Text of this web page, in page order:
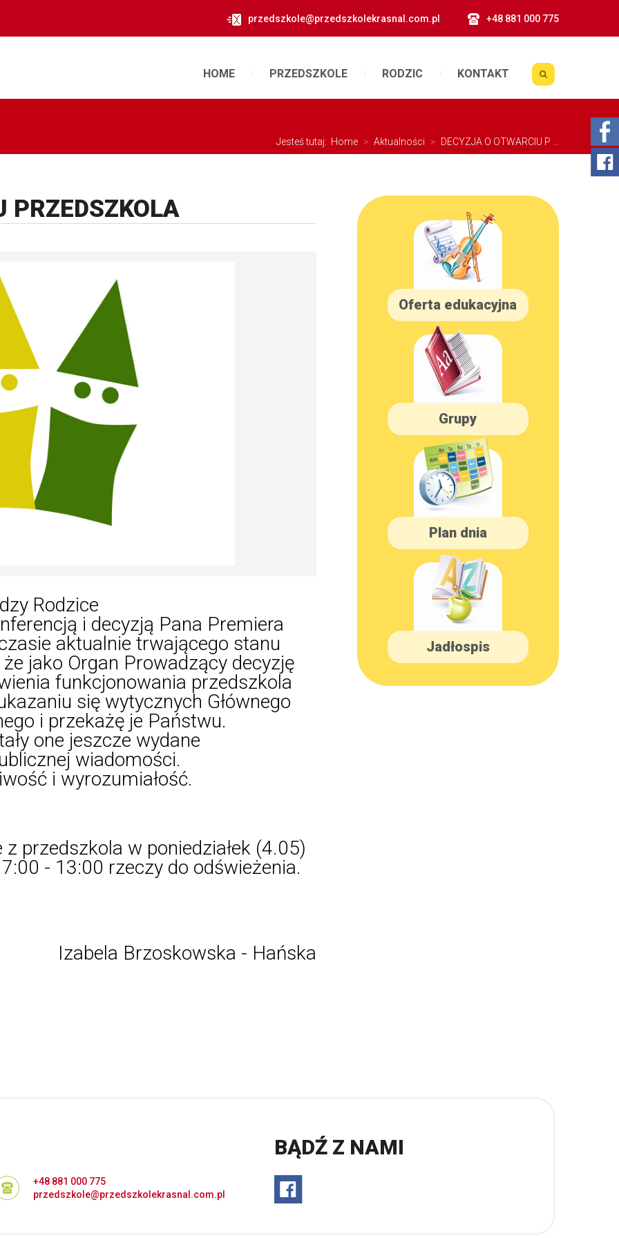
przedszkole@przedszkolekrasnal.com.pl +48 881 000 775
HOME PRZEDSZKOLE RODZIC KONTAKT
Jesteś tutaj: Home > Aktualności > DECYZJA O OTWARCIU P ...
PRZEDSZKOLA
Rodzice
i decyzją Pana Premiera
aktualnie trwającego stanu
jako Organ Prowadzący decyzję
funkcjonowania przedszkola
się wytycznych Głównego
i przekażę je Państwu.
one jeszcze wydane
wiadomości.
i wyrozumiałość.
przedszkola w poniedziałek (4.05)
- 13:00 rzeczy do odświeżenia.
Izabela Brzoskowska - Hańska
Oferta edukacyjna
Grupy
Plan dnia
Jadłospis
+48 881 000 775
przedszkole@przedszkolekrasnal.com.pl
BĄDŹ Z NAMI